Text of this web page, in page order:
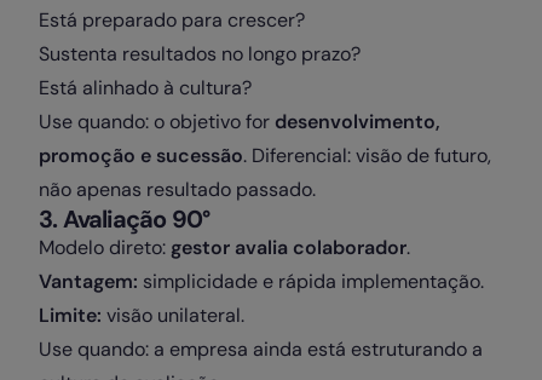
Está preparado para crescer?
Sustenta resultados no longo prazo?
Está alinhado à cultura?
Use quando: o objetivo for desenvolvimento,
promoção e sucessão. Diferencial: visão de futuro,
não apenas resultado passado.
3️. Avaliação 90°
Modelo direto: gestor avalia colaborador.
Vantagem: simplicidade e rápida implementação.
Limite: visão unilateral.
Use quando: a empresa ainda está estruturando a